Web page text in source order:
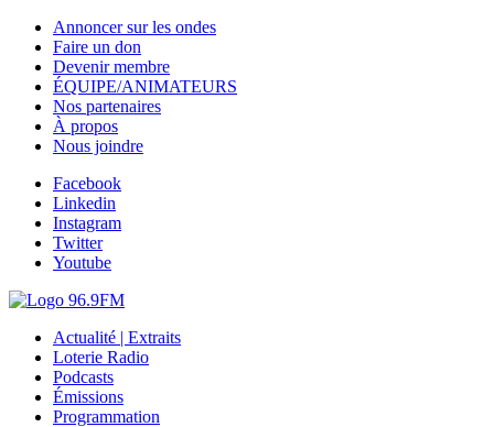
Annoncer sur les ondes
Faire un don
Devenir membre
ÉQUIPE/ANIMATEURS
Nos partenaires
À propos
Nous joindre
Facebook
Linkedin
Instagram
Twitter
Youtube
Actualité | Extraits
Loterie Radio
Podcasts
Émissions
Programmation